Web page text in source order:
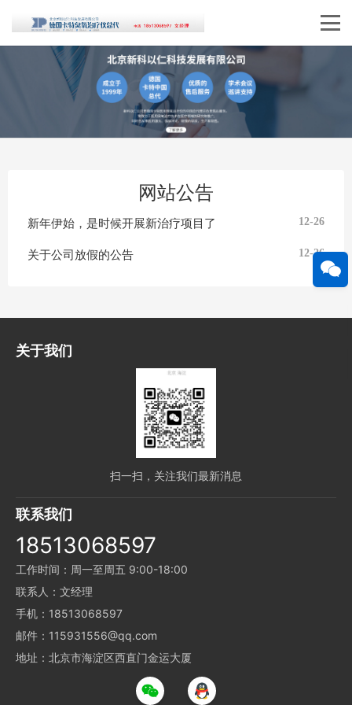
网站公告
新年伊始，是时候开展新治疗项目了 12-26
关于公司放假的公告 12-26
关于我们
扫一扫，关注我们最新消息
联系我们
18513068597
工作时间：周一至周五 9:00-18:00
联系人：文经理
手机：18513068597
邮件：115931556@qq.com
地址：北京市海淀区西直门金运大厦